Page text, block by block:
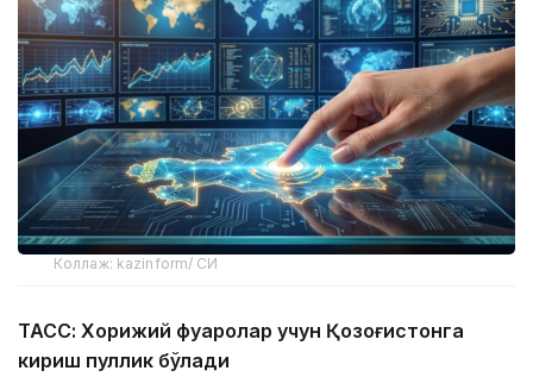
Коллаж: kazinform/ СИ
ТАСС: Хорижий фуқаролар учун Қозоғистонга
кириш пуллик бўлади